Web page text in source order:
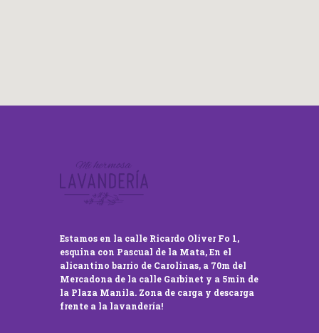
Estamos en la calle Ricardo Oliver Fo 1,
esquina con Pascual de la Mata, En el
alicantino barrio de Carolinas, a 70m del
Mercadona de la calle Garbinet y a 5min de
la Plaza Manila. Zona de carga y descarga
frente a la lavandería!